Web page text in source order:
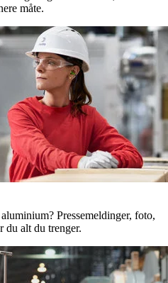
måte.
Pressemeldinger, foto,
du alt du trenger.